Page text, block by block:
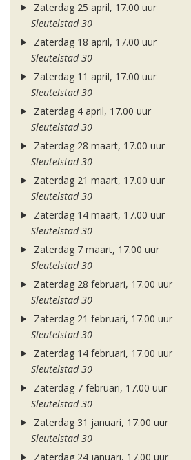
Zaterdag 25 april, 17.00 uur
Sleutelstad 30
Zaterdag 18 april, 17.00 uur
Sleutelstad 30
Zaterdag 11 april, 17.00 uur
Sleutelstad 30
Zaterdag 4 april, 17.00 uur
Sleutelstad 30
Zaterdag 28 maart, 17.00 uur
Sleutelstad 30
Zaterdag 21 maart, 17.00 uur
Sleutelstad 30
Zaterdag 14 maart, 17.00 uur
Sleutelstad 30
Zaterdag 7 maart, 17.00 uur
Sleutelstad 30
Zaterdag 28 februari, 17.00 uur
Sleutelstad 30
Zaterdag 21 februari, 17.00 uur
Sleutelstad 30
Zaterdag 14 februari, 17.00 uur
Sleutelstad 30
Zaterdag 7 februari, 17.00 uur
Sleutelstad 30
Zaterdag 31 januari, 17.00 uur
Sleutelstad 30
Zaterdag 24 januari, 17.00 uur